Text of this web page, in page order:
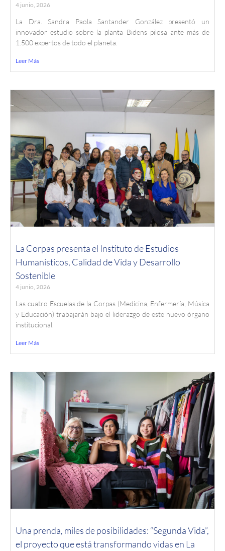
4 junio, 2026
La Dra. Sandra Paola Santander González presentó un
innovador estudio sobre la planta Bidens pilosa ante más de
1.500 expertos de todo el planeta.
Leer Más
La Corpas presenta el Instituto de Estudios
Humanísticos, Calidad de Vida y Desarrollo
Sostenible
4 junio, 2026
Las cuatro Escuelas de la Corpas (Medicina, Enfermería, Música
y Educación) trabajarán bajo el liderazgo de este nuevo órgano
institucional.
Leer Más
Una prenda, miles de posibilidades: “Segunda Vida”,
el proyecto que está transformando vidas en La